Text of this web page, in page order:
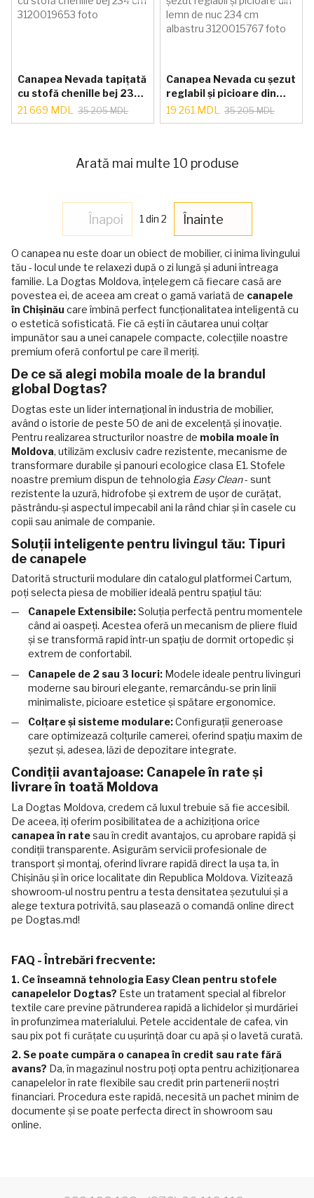
Canapea Nevada tapițată
cu stofă chenille bej 234
cm
21 669 MDL 35 205 MDL
Canapea Nevada cu șezut
reglabil și picioare din
lemn de nuc 234 cm
albastru
19 261 MDL 35 205 MDL
Arată mai multe 10 produse
Înapoi 1 din 2 Înainte
O canapea nu este doar un obiect de mobilier, ci inima livingului
tău - locul unde te relaxezi după o zi lungă și aduni întreaga
familie. La Dogtas Moldova, înțelegem că fiecare casă are
povestea ei, de aceea am creat o gamă variată de canapele
în Chișinău care îmbină perfect funcționalitatea inteligentă cu
o estetică sofisticată. Fie că ești în căutarea unui colțar
impunător sau a unei canapele compacte, colecțiile noastre
premium oferă confortul pe care îl meriți.
De ce să alegi mobila moale de la brandul
global Dogtas?
Dogtas este un lider internațional în industria de mobilier,
având o istorie de peste 50 de ani de excelență și inovație.
Pentru realizarea structurilor noastre de mobila moale în
Moldova, utilizăm exclusiv cadre rezistente, mecanisme de
transformare durabile și panouri ecologice clasa E1. Stofele
noastre premium dispun de tehnologia Easy Clean- sunt
rezistente la uzură, hidrofobe și extrem de ușor de curățat,
păstrându-și aspectul impecabil ani la rând chiar și în casele cu
copii sau animale de companie.
Soluții inteligente pentru livingul tău: Tipuri
de canapele
Datorită structurii modulare din catalogul platformei Cartum,
poți selecta piesa de mobilier ideală pentru spațiul tău:
Canapele Extensibile:Soluția perfectă pentru momentele
când ai oaspeți. Acestea oferă un mecanism de pliere fluid
și se transformă rapid într-un spațiu de dormit ortopedic și
extrem de confortabil.
Canapele de 2 sau 3 locuri: Modele ideale pentru livinguri
moderne sau birouri elegante, remarcându-se prin linii
minimaliste, picioare estetice și spătare ergonomice.
Colțare și sisteme modulare:Configurații generoase
care optimizează colțurile camerei, oferind spațiu maxim de
șezut și, adesea, lăzi de depozitare integrate.
Condiții avantajoase: Canapele în rate și
livrare în toată Moldova
La Dogtas Moldova, credem că luxul trebuie să fie accesibil.
De aceea, îți oferim posibilitatea de a achiziționa orice
canapea în ratesau în credit avantajos, cu aprobare rapidă și
condiții transparente. Asigurăm servicii profesionale de
transport și montaj, oferind livrare rapidă direct la ușa ta, în
Chișinău și în orice localitate din Republica Moldova. Vizitează
showroom-ul nostru pentru a testa densitatea șezutului și a
alege textura potrivită, sau plasează o comandă online direct
pe Dogtas.md!
FAQ - Întrebări frecvente:
1. Ce înseamnă tehnologia Easy Clean pentru stofele
canapelelor Dogtas? Este un tratament special al fibrelor
textile care previne pătrunderea rapidă a lichidelor și murdăriei
în profunzimea materialului. Petele accidentale de cafea, vin
sau pix pot fi curățate cu ușurință doar cu apă și o lavetă curată.
2. Se poate cumpăra o canapea în credit sau rate fără
avans? Da, în magazinul nostru poți opta pentru achiziționarea
canapelelor în rate flexibile sau credit prin partenerii noștri
financiari. Procedura este rapidă, necesită un pachet minim de
documente și se poate perfecta direct în showroom sau
online.